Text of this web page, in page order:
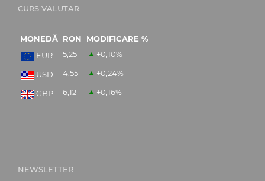
CURS VALUTAR
MONEDĂ RON
MODIFICARE %
EUR
5,25 +0,10%
USD 4,55 +0,24%
GBP 6,12 +0,16%
NEWSLETTER